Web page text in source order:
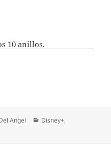
10 anillos.
Angel Categorías
Disney+,